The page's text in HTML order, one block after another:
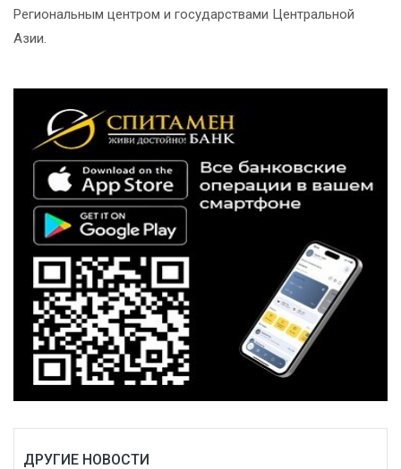
Региональным центром и государствами Центральной
Азии.
ДРУГИЕ НОВОСТИ